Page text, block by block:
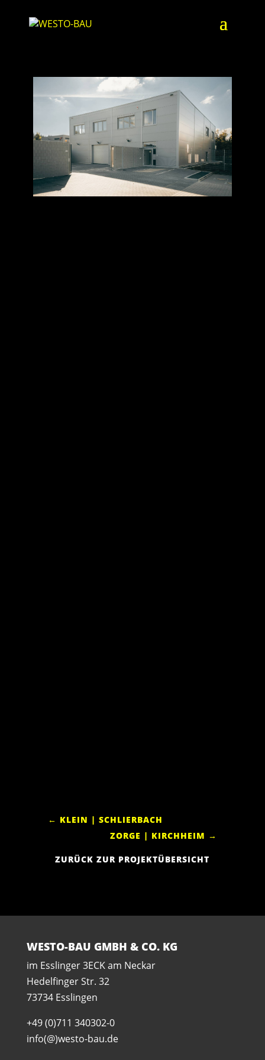
EVOMOTIV | WEISSACH
← KLEIN | SCHLIERBACH
ZORGE | KIRCHHEIM →
ZURÜCK ZUR PROJEKTÜBERSICHT
WESTO-BAU GMBH & CO. KG
im Esslinger 3ECK am Neckar
Hedelfinger Str. 32
73734 Esslingen
+49 (0)711 340302-0
info(@)westo-bau.de